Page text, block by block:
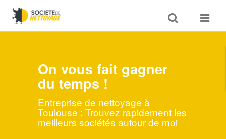
Toggle
search
Toggle
On vous fait gagner
du temps !
Entreprise de nettoyage à
Toulouse : Trouvez rapidement les
meilleurs sociétés autour de moi